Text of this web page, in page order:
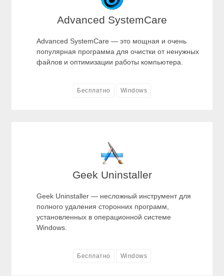
Advanced SystemCare
Advanced SystemCare — это мощная и очень
популярная программа для очистки от ненужных
файлов и оптимизации работы компьютера.
Бесплатно Windows
Geek Uninstaller
Geek Uninstaller — несложный инструмент для
полного удаления сторонних программ,
установленных в операционной системе
Windows.
Бесплатно Windows